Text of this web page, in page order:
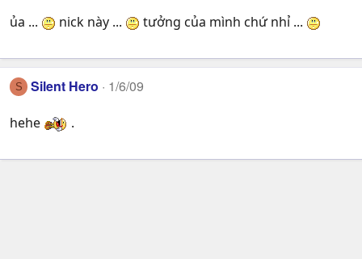
ủa ... nick này ... tưởng của mình chứ nhỉ ...
S Silent Hero 1/6/09
hehe .